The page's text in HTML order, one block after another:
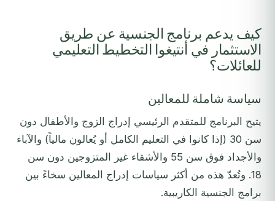
كيف يدعم برنامج الجنسية عن طريق
الاستثمار في أنتيغوا التخطيط التعليمي
للعائلات؟
سياسة شاملة للمعالين
يتيح البرنامج للمتقدم الرئيسي إدراج الزوج والأطفال دون
سن 30 (إذا كانوا في التعليم الكامل أو يُعالون مالياً) والآباء
والأجداد فوق سن 55 والأشقاء غير المتزوجين دون سن
18. وتُعدّ هذه من أكثر سياسات إدراج المعالين سخاءً بين
برامج الجنسية الكاريبية.